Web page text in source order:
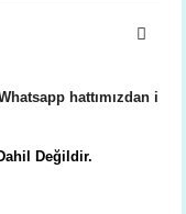
hattımızdan i
Değildir.